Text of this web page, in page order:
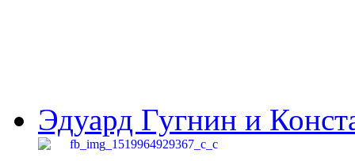
Эдуард Гугнин и